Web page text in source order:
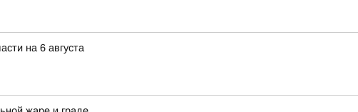
на 6 августа